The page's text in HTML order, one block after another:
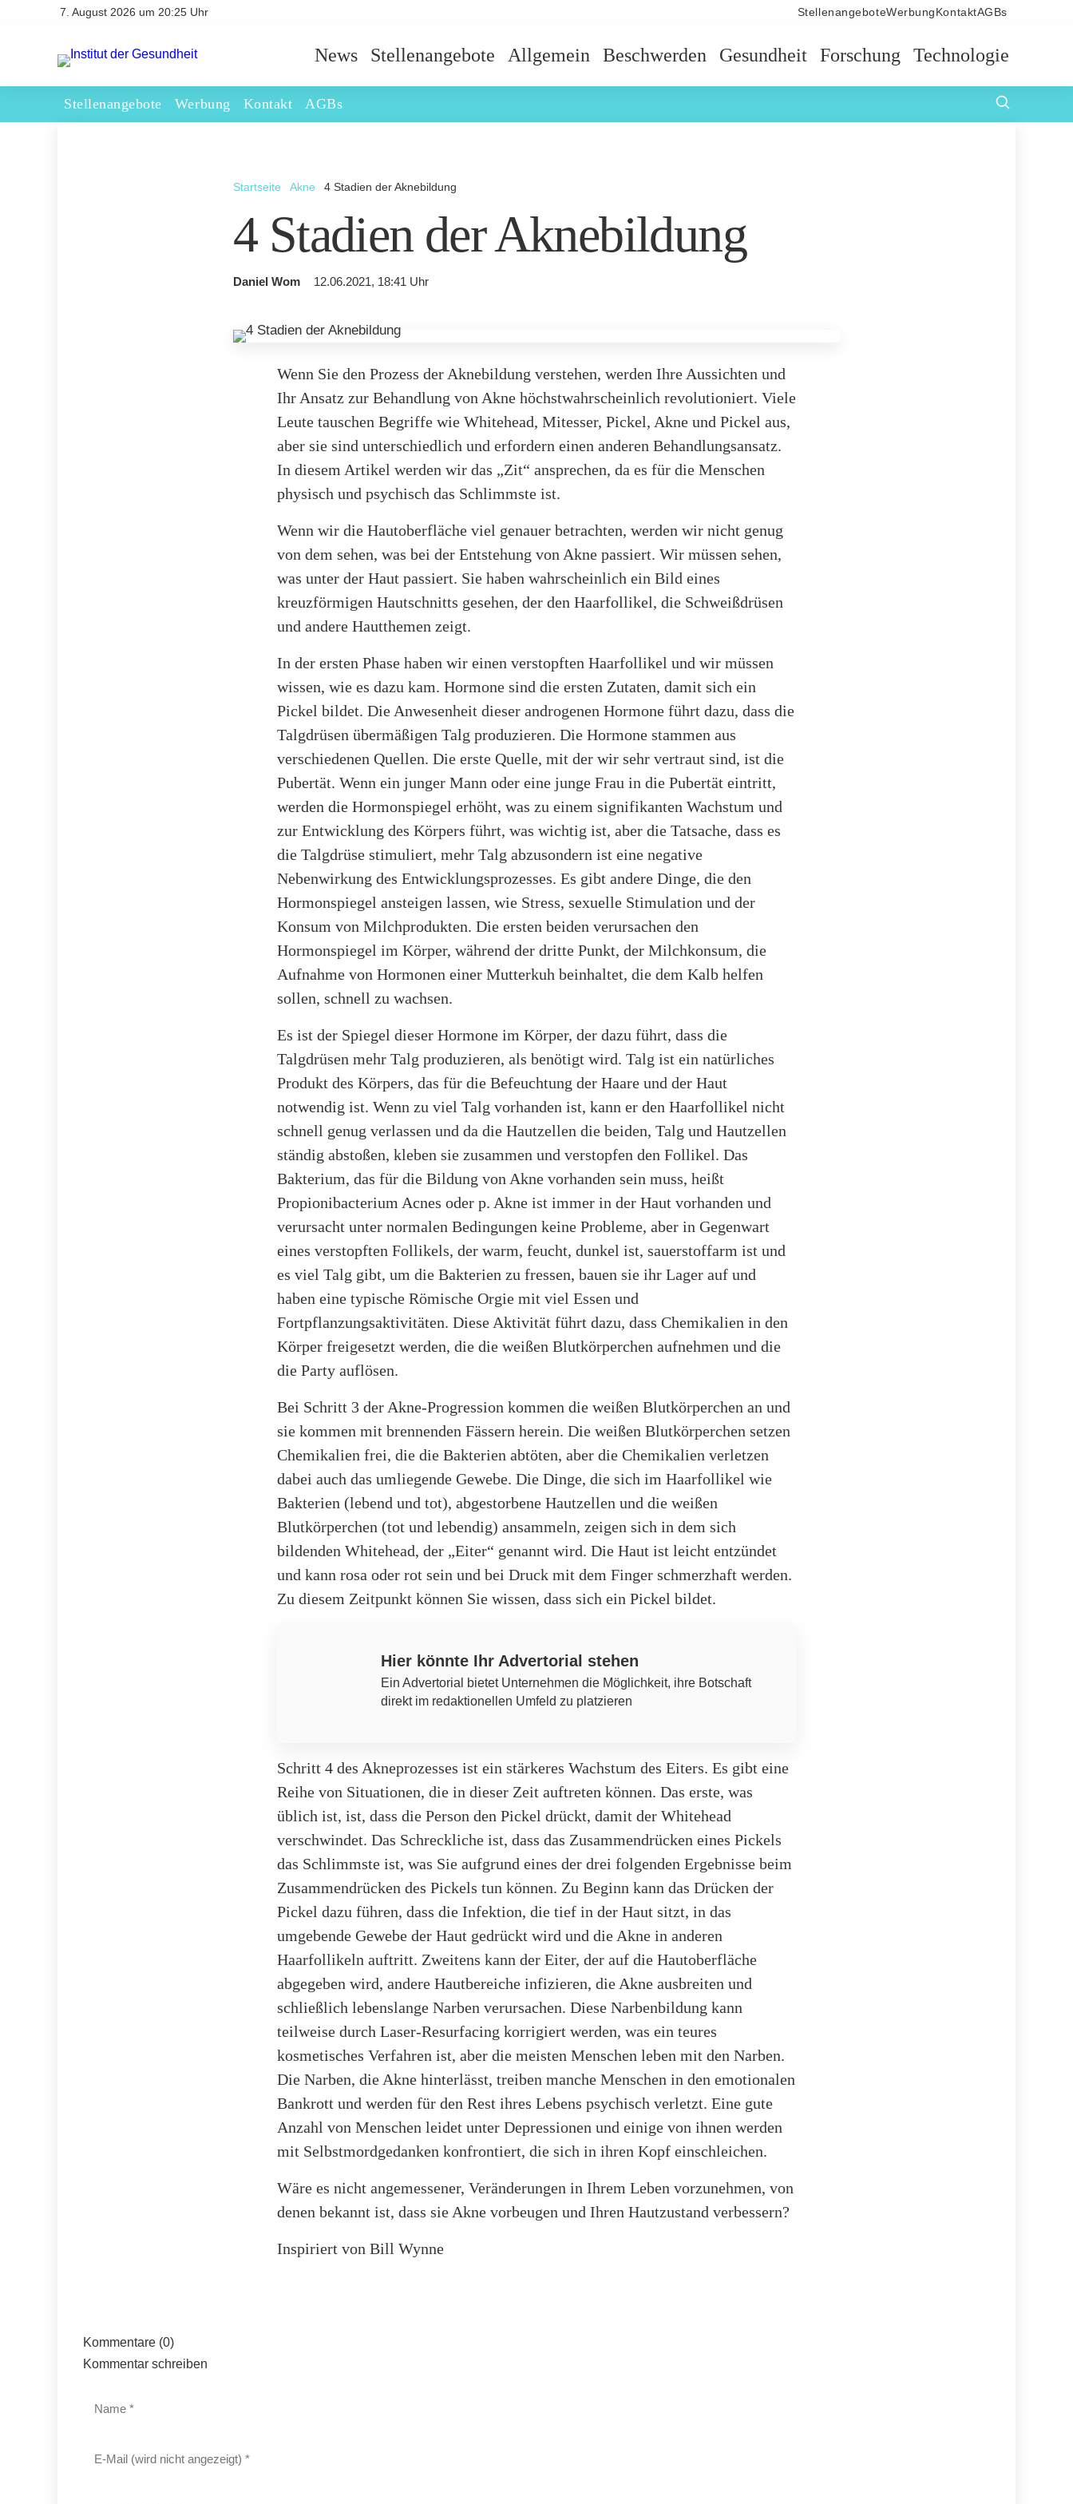
7. August 2026 um 20:25 Uhr StellenangeboteWerbung KontaktAGBs
News Stellenangebote Allgemein Beschwerden Gesundheit Forschung Technologie
Stellenangebote Werbung Kontakt AGBs
Startseite Akne 4 Stadien der Aknebildung
4 Stadien der Aknebildung
Daniel Wom 12.06.2021, 18:41 Uhr
Wenn Sie den Prozess der Aknebildung verstehen, werden Ihre Aussichten und
Ihr Ansatz zur Behandlung von Akne höchstwahrscheinlich revolutioniert. Viele
Leute tauschen Begriffe wie Whitehead, Mitesser, Pickel, Akne und Pickel aus,
aber sie sind unterschiedlich und erfordern einen anderen Behandlungsansatz.
In diesem Artikel werden wir das „Zit“ ansprechen, da es für die Menschen
physisch und psychisch das Schlimmste ist.
Wenn wir die Hautoberfläche viel genauer betrachten, werden wir nicht genug
von dem sehen, was bei der Entstehung von Akne passiert. Wir müssen sehen,
was unter der Haut passiert. Sie haben wahrscheinlich ein Bild eines
kreuzförmigen Hautschnitts gesehen, der den Haarfollikel, die Schweißdrüsen
und andere Hautthemen zeigt.
In der ersten Phase haben wir einen verstopften Haarfollikel und wir müssen
wissen, wie es dazu kam. Hormone sind die ersten Zutaten, damit sich ein
Pickel bildet. Die Anwesenheit dieser androgenen Hormone führt dazu, dass die
Talgdrüsen übermäßigen Talg produzieren. Die Hormone stammen aus
verschiedenen Quellen. Die erste Quelle, mit der wir sehr vertraut sind, ist die
Pubertät. Wenn ein junger Mann oder eine junge Frau in die Pubertät eintritt,
werden die Hormonspiegel erhöht, was zu einem signifikanten Wachstum und
zur Entwicklung des Körpers führt, was wichtig ist, aber die Tatsache, dass es
die Talgdrüse stimuliert, mehr Talg abzusondern ist eine negative
Nebenwirkung des Entwicklungsprozesses. Es gibt andere Dinge, die den
Hormonspiegel ansteigen lassen, wie Stress, sexuelle Stimulation und der
Konsum von Milchprodukten. Die ersten beiden verursachen den
Hormonspiegel im Körper, während der dritte Punkt, der Milchkonsum, die
Aufnahme von Hormonen einer Mutterkuh beinhaltet, die dem Kalb helfen
sollen, schnell zu wachsen.
Es ist der Spiegel dieser Hormone im Körper, der dazu führt, dass die
Talgdrüsen mehr Talg produzieren, als benötigt wird. Talg ist ein natürliches
Produkt des Körpers, das für die Befeuchtung der Haare und der Haut
notwendig ist. Wenn zu viel Talg vorhanden ist, kann er den Haarfollikel nicht
schnell genug verlassen und da die Hautzellen die beiden, Talg und Hautzellen
ständig abstoßen, kleben sie zusammen und verstopfen den Follikel. Das
Bakterium, das für die Bildung von Akne vorhanden sein muss, heißt
Propionibacterium Acnes oder p. Akne ist immer in der Haut vorhanden und
verursacht unter normalen Bedingungen keine Probleme, aber in Gegenwart
eines verstopften Follikels, der warm, feucht, dunkel ist, sauerstoffarm ist und
es viel Talg gibt, um die Bakterien zu fressen, bauen sie ihr Lager auf und
haben eine typische Römische Orgie mit viel Essen und
Fortpflanzungsaktivitäten. Diese Aktivität führt dazu, dass Chemikalien in den
Körper freigesetzt werden, die die weißen Blutkörperchen aufnehmen und die
die Party auflösen.
Bei Schritt 3 der Akne-Progression kommen die weißen Blutkörperchen an und
sie kommen mit brennenden Fässern herein. Die weißen Blutkörperchen setzen
Chemikalien frei, die die Bakterien abtöten, aber die Chemikalien verletzen
dabei auch das umliegende Gewebe. Die Dinge, die sich im Haarfollikel wie
Bakterien (lebend und tot), abgestorbene Hautzellen und die weißen
Blutkörperchen (tot und lebendig) ansammeln, zeigen sich in dem sich
bildenden Whitehead, der „Eiter“ genannt wird. Die Haut ist leicht entzündet
und kann rosa oder rot sein und bei Druck mit dem Finger schmerzhaft werden.
Zu diesem Zeitpunkt können Sie wissen, dass sich ein Pickel bildet.
Hier könnte Ihr Advertorial stehen
Ein Advertorial bietet Unternehmen die Möglichkeit, ihre Botschaft
direkt im redaktionellen Umfeld zu platzieren
Schritt 4 des Akneprozesses ist ein stärkeres Wachstum des Eiters. Es gibt eine
Reihe von Situationen, die in dieser Zeit auftreten können. Das erste, was
üblich ist, ist, dass die Person den Pickel drückt, damit der Whitehead
verschwindet. Das Schreckliche ist, dass das Zusammendrücken eines Pickels
das Schlimmste ist, was Sie aufgrund eines der drei folgenden Ergebnisse beim
Zusammendrücken des Pickels tun können. Zu Beginn kann das Drücken der
Pickel dazu führen, dass die Infektion, die tief in der Haut sitzt, in das
umgebende Gewebe der Haut gedrückt wird und die Akne in anderen
Haarfollikeln auftritt. Zweitens kann der Eiter, der auf die Hautoberfläche
abgegeben wird, andere Hautbereiche infizieren, die Akne ausbreiten und
schließlich lebenslange Narben verursachen. Diese Narbenbildung kann
teilweise durch Laser-Resurfacing korrigiert werden, was ein teures
kosmetisches Verfahren ist, aber die meisten Menschen leben mit den Narben.
Die Narben, die Akne hinterlässt, treiben manche Menschen in den emotionalen
Bankrott und werden für den Rest ihres Lebens psychisch verletzt. Eine gute
Anzahl von Menschen leidet unter Depressionen und einige von ihnen werden
mit Selbstmordgedanken konfrontiert, die sich in ihren Kopf einschleichen.
Wäre es nicht angemessener, Veränderungen in Ihrem Leben vorzunehmen, von
denen bekannt ist, dass sie Akne vorbeugen und Ihren Hautzustand verbessern?
Inspiriert von Bill Wynne
Kommentare (0)
Kommentar schreiben